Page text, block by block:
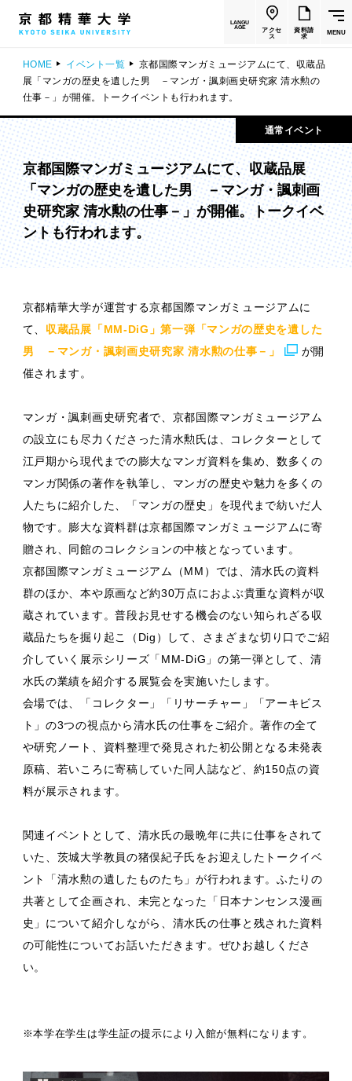
LANGU
AGE
アクセ
ス
資料請
求
MENU
HOME イベント一覧
京都国際マンガミュージアムにて、収蔵品
展「マンガの歴史を遺した男 －マンガ・諷刺画史研究家 清水勲の
仕事－」が開催。トークイベントも行われます。
通常イベント
京都国際マンガミュージアムにて、収蔵品展
「マンガの歴史を遺した男 －マンガ・諷刺画
史研究家 清水勲の仕事－」が開催。トークイベ
ントも行われます。
京都精華大学が運営する京都国際マンガミュージアムに
て、 収蔵品展「MM-DiG」第一弾「マンガの歴史を遺した
男 －マンガ・諷刺画史研究家 清水勲の仕事－」
が開
催されます。
マンガ・諷刺画史研究者で、京都国際マンガミュージアム
の設立にも尽力くださった清水勲氏は、コレクターとして
江戸期から現代までの膨大なマンガ資料を集め、数多くの
マンガ関係の著作を執筆し、マンガの歴史や魅力を多くの
人たちに紹介した、「マンガの歴史」を現代まで紡いだ人
物です。膨大な資料群は京都国際マンガミュージアムに寄
贈され、同館のコレクションの中核となっています。
京都国際マンガミュージアム（MM）では、清水氏の資料
群のほか、本や原画など約30万点におよぶ貴重な資料が収
蔵されています。普段お見せする機会のない知られざる収
蔵品たちを掘り起こ（Dig）して、さまざまな切り口でご紹
介していく展示シリーズ「MM-DiG」の第一弾として、清
水氏の業績を紹介する展覧会を実施いたします。
会場では、「コレクター」「リサーチャー」「アーキビス
ト」の3つの視点から清水氏の仕事をご紹介。著作の全て
や研究ノート、資料整理で発見された初公開となる未発表
原稿、若いころに寄稿していた同人誌など、約150点の資
料が展示されます。
関連イベントとして、清水氏の最晩年に共に仕事をされて
いた、茨城大学教員の猪俣紀子氏をお迎えしたトークイベ
ント「清水勲の遺したものたち」が行われます。ふたりの
共著として企画され、未完となった「日本ナンセンス漫画
史」について紹介しながら、清水氏の仕事と残された資料
の可能性についてお話いただきます。ぜひお越しくださ
い。
※本学在学生は学生証の提示により入館が無料になります。